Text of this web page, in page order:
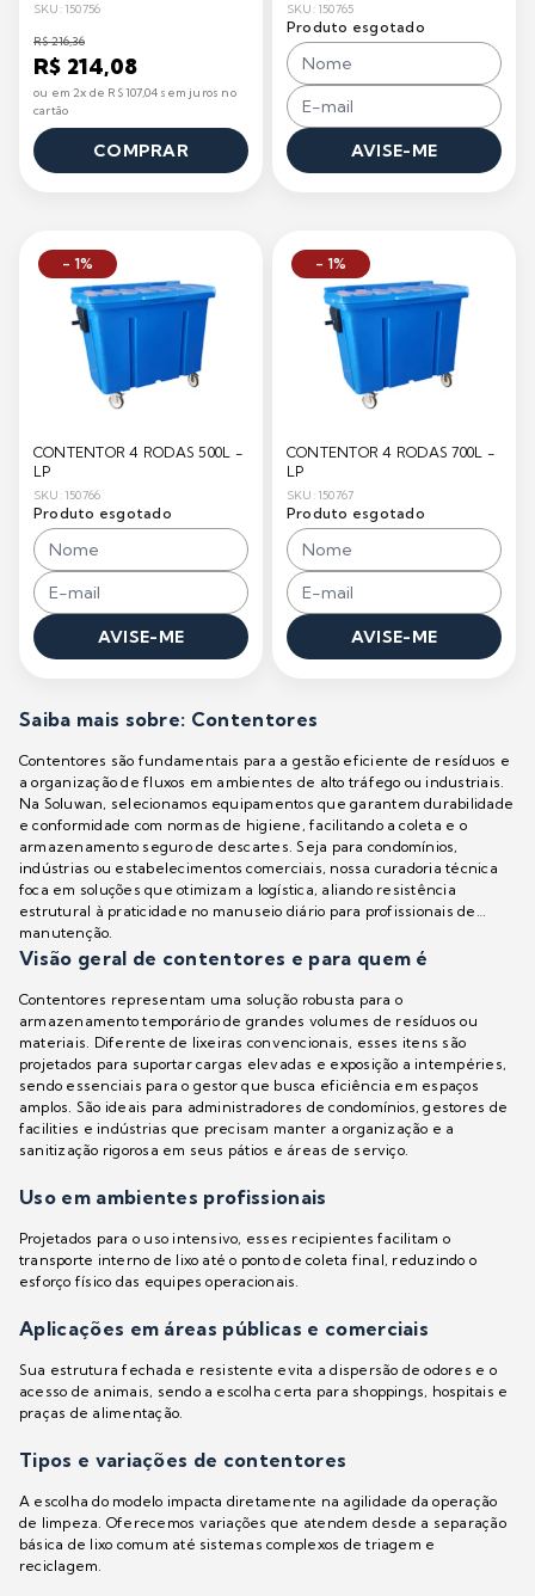
SKU: 150756
R$ 216,36
R$ 214,08
ou em 2x de R$ 107,04 sem juros no
cartão
COMPRAR
SKU: 150765
Produto esgotado
AVISE-ME
- 1%
CONTENTOR 4 RODAS 500L -
LP
SKU: 150766
Produto esgotado
AVISE-ME
- 1%
CONTENTOR 4 RODAS 700L -
LP
SKU: 150767
Produto esgotado
AVISE-ME
Saiba mais sobre: Contentores
Contentores são fundamentais para a gestão eficiente de resíduos e
a organização de fluxos em ambientes de alto tráfego ou industriais.
Na Soluwan, selecionamos equipamentos que garantem durabilidade
e conformidade com normas de higiene, facilitando a coleta e o
armazenamento seguro de descartes. Seja para condomínios,
indústrias ou estabelecimentos comerciais, nossa curadoria técnica
foca em soluções que otimizam a logística, aliando resistência
estrutural à praticidade no manuseio diário para profissionais de
manutenção.
Visão geral de contentores e para quem é
Contentores representam uma solução robusta para o
armazenamento temporário de grandes volumes de resíduos ou
materiais. Diferente de lixeiras convencionais, esses itens são
projetados para suportar cargas elevadas e exposição a intempéries,
sendo essenciais para o gestor que busca eficiência em espaços
amplos. São ideais para administradores de condomínios, gestores de
facilities e indústrias que precisam manter a organização e a
sanitização rigorosa em seus pátios e áreas de serviço.
Uso em ambientes profissionais
Projetados para o uso intensivo, esses recipientes facilitam o
transporte interno de lixo até o ponto de coleta final, reduzindo o
esforço físico das equipes operacionais.
Aplicações em áreas públicas e comerciais
Sua estrutura fechada e resistente evita a dispersão de odores e o
acesso de animais, sendo a escolha certa para shoppings, hospitais e
praças de alimentação.
Tipos e variações de contentores
A escolha do modelo impacta diretamente na agilidade da operação
de limpeza. Oferecemos variações que atendem desde a separação
básica de lixo comum até sistemas complexos de triagem e
reciclagem.